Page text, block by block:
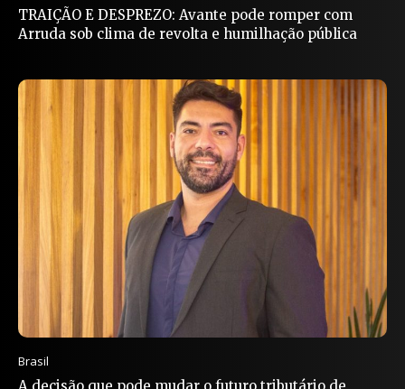
TRAIÇÃO E DESPREZO: Avante pode romper com
Arruda sob clima de revolta e humilhação pública
Brasil